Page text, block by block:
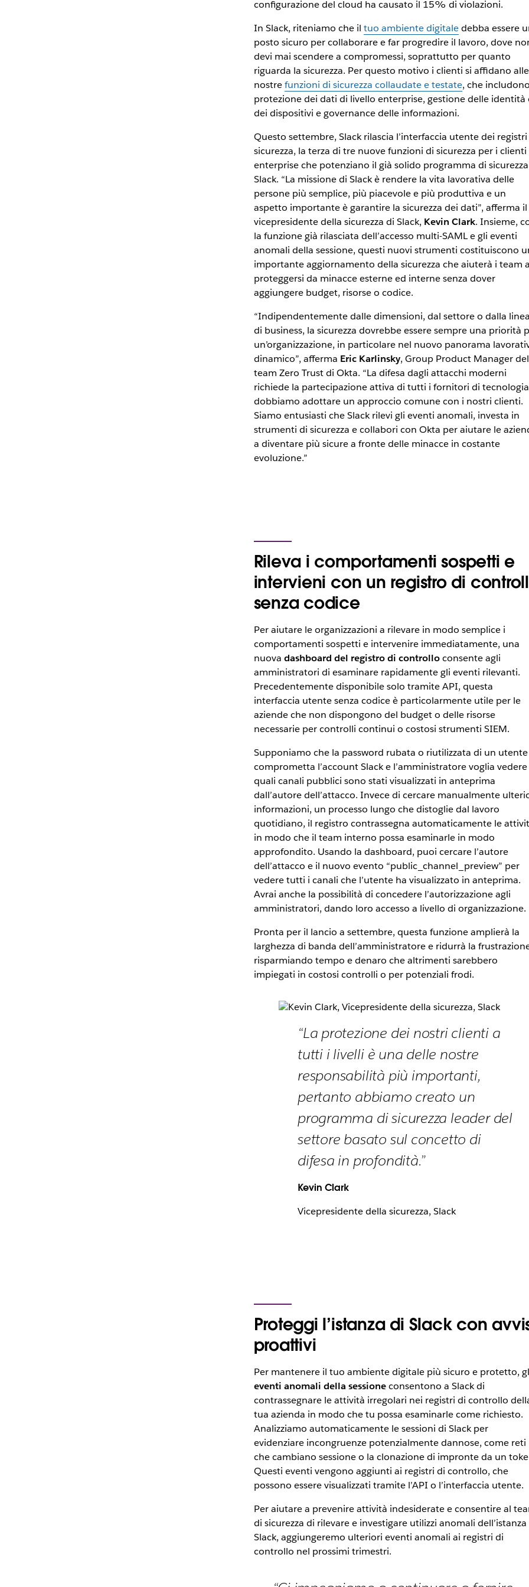
configurazione del cloud ha causato il 15% di violazioni.
In Slack, riteniamo che il tuo ambiente digitaledebba essere
posto sicuro per collaborare e far progredire il lavoro, dove
devi mai scendere a compromessi, soprattutto per quanto
riguarda la sicurezza. Per questo motivo i clienti si affidano alle
nostrefunzioni di sicurezza collaudate e testate, che
protezione dei dati di livello enterprise, gestione delle identità
dei dispositivi e governance delle informazioni.
Questo settembre, Slack rilascia l’interfaccia utente dei
sicurezza, la terza di tre nuove funzioni di sicurezza per i clienti
enterprise che potenziano il già solido programma di
Slack. “La missione di Slack è rendere la vita lavorativa delle
persone più semplice, più piacevole e più produttiva e un
aspetto importante è garantire la sicurezza dei dati”, afferma il
vicepresidente della sicurezza di Slack, Kevin Clark. Insieme,
la funzione già rilasciata dell’accesso multi-SAML e gli eventi
anomali della sessione, questi nuovi strumenti costituiscono
importante aggiornamento della sicurezza che aiuterà i team
proteggersi da minacce esterne ed interne senza dover
aggiungere budget, risorse o codice.
“Indipendentemente dalle dimensioni, dal settore o dalla
di business, la sicurezza dovrebbe essere sempre una priorità
un’organizzazione, in particolare nel nuovo panorama
dinamico”, afferma Eric Karlinsky, Group Product Manager del
team Zero Trust di Okta. “La difesa dagli attacchi moderni
richiede la partecipazione attiva di tutti i fornitori di
dobbiamo adottare un approccio comune con i nostri clienti.
Siamo entusiasti che Slack rilevi gli eventi anomali, investa in
strumenti di sicurezza e collabori con Okta per aiutare le
a diventare più sicure a fronte delle minacce in costante
evoluzione.”
Rileva i comportamenti sospetti e
intervieni con un registro di
senza codice
Per aiutare le organizzazioni a rilevare in modo semplice i
comportamenti sospetti e intervenire immediatamente, una
nuova dashboard del registro di controlloconsente agli
amministratori di esaminare rapidamente gli eventi rilevanti.
Precedentemente disponibile solo tramite API, questa
interfaccia utente senza codice è particolarmente utile per le
aziende che non dispongono del budget o delle risorse
necessarie per controlli continui o costosi strumenti SIEM.
Supponiamo che la password rubata o riutilizzata di un utente
comprometta l’account Slack e l’amministratore voglia vedere
quali canali pubblici sono stati visualizzati in anteprima
dall’autore dell’attacco. Invece di cercare manualmente
informazioni, un processo lungo che distoglie dal lavoro
quotidiano, il registro contrassegna automaticamente le
in modo che il team interno possa esaminarle in modo
approfondito. Usando la dashboard, puoi cercare l’autore
dell’attacco e il nuovo evento “public_channel_preview” per
vedere tutti i canali che l’utente ha visualizzato in anteprima.
Avrai anche la possibilità di concedere l’autorizzazione agli
amministratori, dando loro accesso a livello di organizzazione.
Pronta per il lancio a settembre, questa funzione amplierà la
larghezza di banda dell’amministratore e ridurrà la
risparmiando tempo e denaro che altrimenti sarebbero
impiegati in costosi controlli o per potenziali frodi.
“La protezione dei nostri clienti a
tutti i livelli è una delle nostre
responsabilità più importanti,
pertanto abbiamo creato un
programma di sicurezza leader del
settore basato sul concetto di
difesa in profondità.”
Kevin Clark
Vicepresidente della sicurezza, Slack
Proteggi l’istanza di Slack con
proattivi
Per mantenere il tuo ambiente digitale più sicuro e protetto,
eventi anomali della sessioneconsentono a Slack di
contrassegnare le attività irregolari nei registri di controllo
tua azienda in modo che tu possa esaminarle come richiesto.
Analizziamo automaticamente le sessioni di Slack per
evidenziare incongruenze potenzialmente dannose, come reti
che cambiano sessione o la clonazione di impronte da un
Questi eventi vengono aggiunti ai registri di controllo, che
possono essere visualizzati tramite l’API o l’interfaccia utente.
Per aiutare a prevenire attività indesiderate e consentire al
di sicurezza di rilevare e investigare utilizzi anomali dell’istanza
Slack, aggiungeremo ulteriori eventi anomali ai registri di
controllo nel prossimi trimestri.